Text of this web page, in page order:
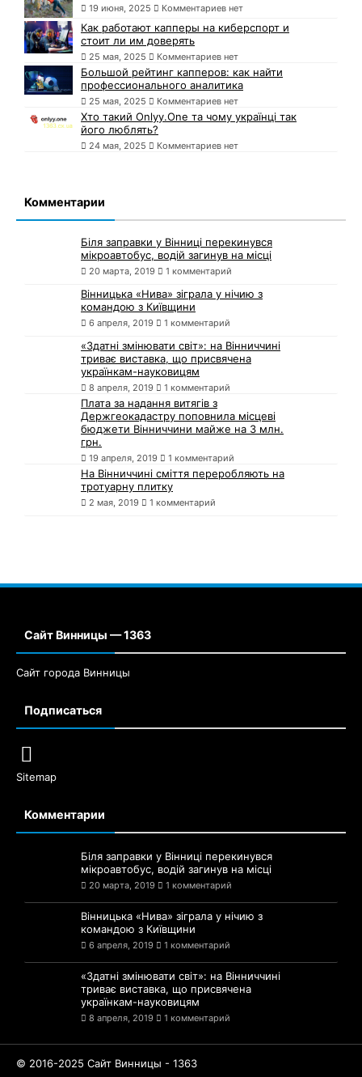
19 июня, 2025 Комментариев нет
Как работают капперы на киберспорт и
стоит ли им доверять
25 мая, 2025 Комментариев нет
Большой рейтинг капперов: как найти
профессионального аналитика
25 мая, 2025 Комментариев нет
Хто такий Onlyy.One та чому українці так
його люблять?
24 мая, 2025 Комментариев нет
Комментарии
Біля заправки у Вінниці перекинувся
мікроавтобус, водій загинув на місці
20 марта, 2019 1 комментарий
Вінницька «Нива» зіграла у нічию з
командою з Київщини
6 апреля, 2019 1 комментарий
«Здатні змінювати світ»: на Вінниччині
триває виставка, що присвячена
українкам-науковицям
8 апреля, 2019 1 комментарий
Плата за надання витягів з
Держгеокадастру поповнила місцеві
бюджети Вінниччини майже на 3 млн.
грн.
19 апреля, 2019
На Вінниччині сміття переробляють на
тротуарну плитку
2 мая, 2019 1 комментарий
Сайт Винницы — 1363
Сайт города Винницы
Подписаться
Sitemap
Комментарии
Біля заправки у Вінниці перекинувся
мікроавтобус, водій загинув на місці
20 марта, 2019 1 комментарий
Вінницька «Нива» зіграла у нічию з
командою з Київщини
6 апреля, 2019 1 комментарий
«Здатні змінювати світ»: на Вінниччині
триває виставка, що присвячена
українкам-науковицям
8 апреля, 2019 1 комментарий
© 2016-2025 Сайт Винницы - 1363